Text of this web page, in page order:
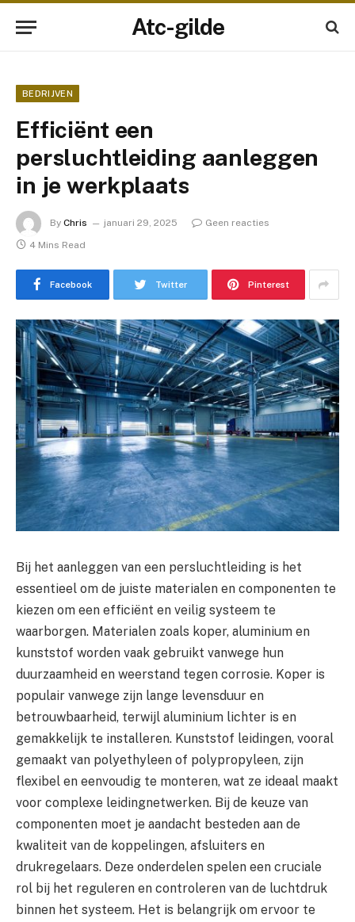
Atc-gilde
BEDRIJVEN
Efficiënt een
persluchtleiding aanleggen
in je werkplaats
By Chris januari 29, 2025
Geen reacties
4 Mins Read
Facebook Twitter Pinterest
Bij het aanleggen van een persluchtleiding is het
essentieel om de juiste materialen en componenten te
kiezen om een efficiënt en veilig systeem te
waarborgen. Materialen zoals koper, aluminium en
kunststof worden vaak gebruikt vanwege hun
duurzaamheid en weerstand tegen corrosie. Koper is
populair vanwege zijn lange levensduur en
betrouwbaarheid, terwijl aluminium lichter is en
gemakkelijk te installeren. Kunststof leidingen, vooral
gemaakt van polyethyleen of polypropyleen, zijn
flexibel en eenvoudig te monteren, wat ze ideaal maakt
voor complexe leidingnetwerken. Bij de keuze van
componenten moet je aandacht besteden aan de
kwaliteit van de koppelingen, afsluiters en
drukregelaars. Deze onderdelen spelen een cruciale
rol bij het reguleren en controleren van de luchtdruk
binnen het systeem. Het is belangrijk om ervoor te